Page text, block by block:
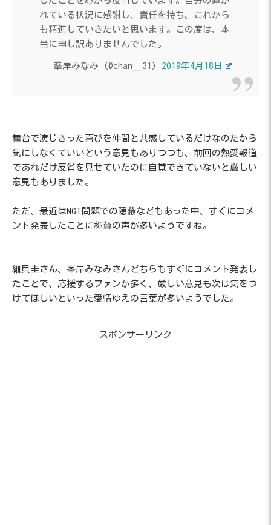
れている状況に感謝し、責任を持ち、これから
も精進していきたいと思います。この度は、本
当に申し訳ありませんでした。
— 峯岸みなみ (@chan__31) 2019年4月18日
舞台で演じきった喜びを仲間と共感しているだけなのだから
気にしなくていいという意見もありつつも、前回の熱愛報道
であれだけ反省を見せていたのに自覚できていないと厳しい
意見もありました。
ただ、最近はNGT問題での隠蔽などもあった中、すぐにコメ
ント発表したことに称賛の声が多いようですね。
細貝圭さん、峯岸みなみさんどちらもすぐにコメント発表し
たことで、応援するファンが多く、厳しい意見も次は気をつ
けてほしいといった愛情ゆえの言葉が多いようでした。
スポンサーリンク